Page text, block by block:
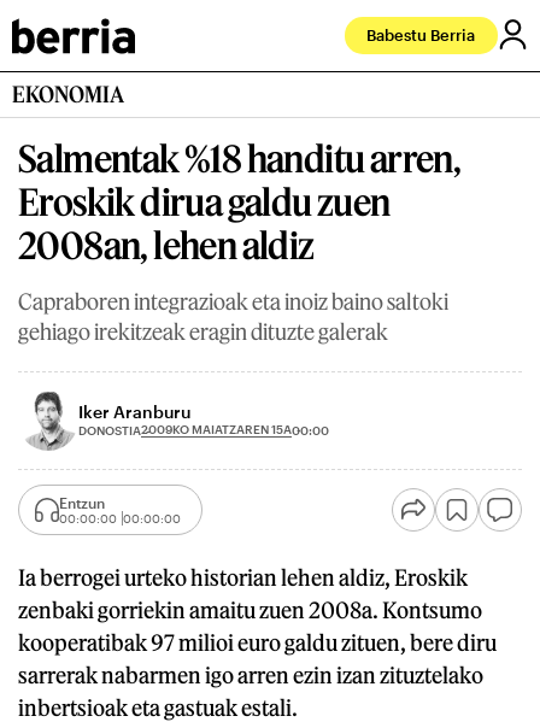
Babestu Berria
EKONOMIA
Salmentak %18 handitu arren,
Eroskik dirua galdu zuen
2008an, lehen aldiz
Capraboren integrazioak eta inoiz baino saltoki
gehiago irekitzeak eragin dituzte galerak
Iker Aranburu
DONOSTIA2009KO MAIATZAREN 15A00:00
Entzun
00:00:00 00:00:00
Ia berrogei urteko historian lehen aldiz, Eroskik
zenbaki gorriekin amaitu zuen 2008a. Kontsumo
kooperatibak 97 milioi euro galdu zituen, bere diru
sarrerak nabarmen igo arren ezin izan zituztelako
inbertsioak eta gastuak estali.